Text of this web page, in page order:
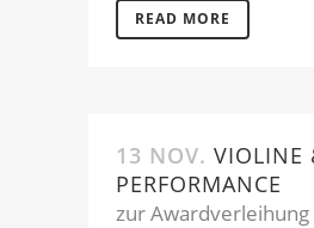
READ MORE
13 NOV. VIOLINE
PERFORMANCE
zur Awardverleihung